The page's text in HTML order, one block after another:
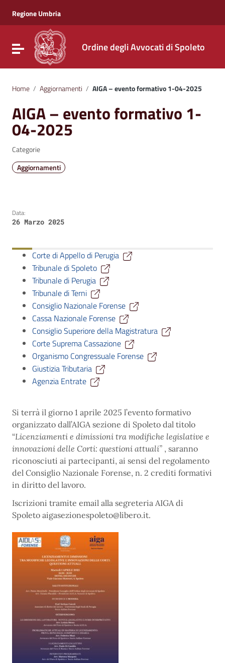
Vai al menu di navigazione
Vai al footer
Regione Umbria
Attiva / disattiva la navigazioneOrdine degli Avvocati di Spoleto
Home / Aggiornamenti / AIGA – evento formativo 1-04-2025
AIGA – evento formativo 1-
04-2025
Categorie
Aggiornamenti
Data:
26 Marzo 2025
Corte di Appello di Perugia
Tribunale di Spoleto
Tribunale di Perugia
Tribunale di Terni
Consiglio Nazionale Forense
Cassa Nazionale Forense
Consiglio Superiore della Magistratura
Corte Suprema Cassazione
Organismo Congressuale Forense
Giustizia Tributaria
Agenzia Entrate
Si terrà il giorno 1 aprile 2025 l’evento formativo
organizzato dall’AIGA sezione di Spoleto dal titolo
“Licenziamenti e dimissioni tra modifiche legislative e
innovazioni delle Corti: questioni attuali” , saranno
riconosciuti ai partecipanti, ai sensi del regolamento
del Consiglio Nazionale Forense, n. 2 crediti formativi
in diritto del lavoro.
Iscrizioni tramite email alla segreteria AIGA di
Spoleto aigasezionespoleto@libero.it.